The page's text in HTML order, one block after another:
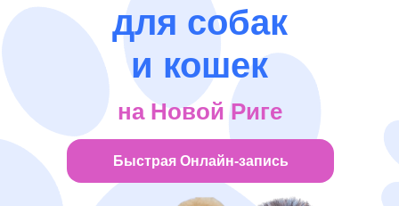
Быстрая Онлайн-запись
для собак
и кошек
на Новой Риге